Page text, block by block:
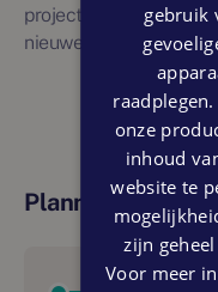
project te liken. U
nieuwe ontwikkelingen.
Planning
gebruik
onze
inhoud
website te
zijn
Voor meer